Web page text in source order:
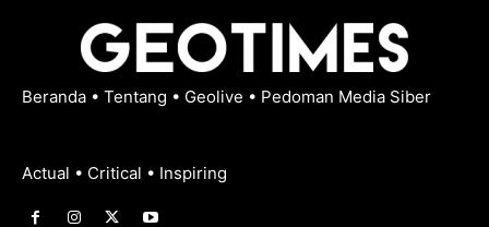
Beranda • Tentang • Geolive • Pedoman Media Siber
Actual • Critical • Inspiring